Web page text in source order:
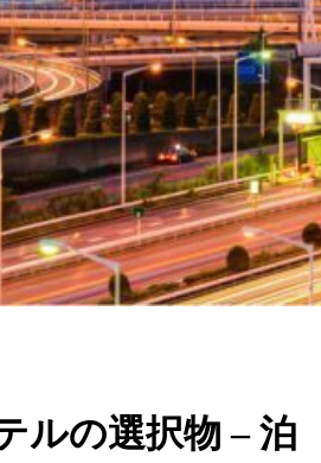
ルの選択物 – 泊